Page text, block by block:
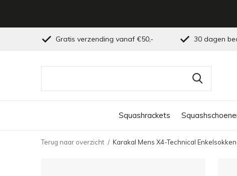
Squashrackets
Gratis verzending vanaf €50,- 30 dagen
Terug naar overzicht Karakal Mens X4-Technical